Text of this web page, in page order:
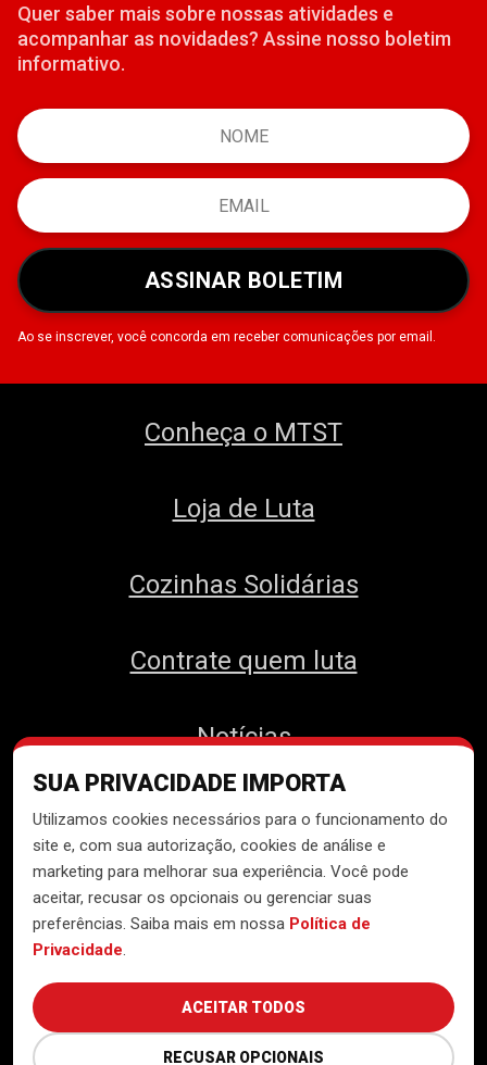
SUA PRIVACIDADE IMPORTA
Utilizamos cookies necessários para o funcionamento do
site e, com sua autorização, cookies de análise e
marketing para melhorar sua experiência. Você pode
aceitar, recusar os opcionais ou gerenciar suas
preferências. Saiba mais em nossa Política de
Privacidade.
ACEITAR TODOS
RECUSAR OPCIONAIS
Quer saber mais sobre nossas atividades e
acompanhar as novidades? Assine nosso boletim
informativo.
ASSINAR BOLETIM
Ao se inscrever, você concorda em receber comunicações por email.
Conheça o MTST
Loja de Luta
Cozinhas Solidárias
Contrate quem luta
Notícias
Contato
Desenvolvido peloNúcleo de
Tecnologia do MTST